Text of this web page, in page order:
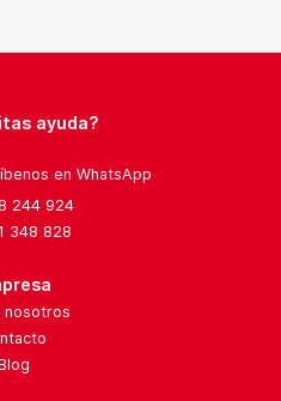
ayuda?
en WhatsApp
244 924
348 828
nosotros